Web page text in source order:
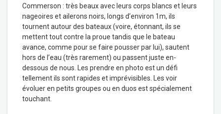
Commerson : très beaux avec leurs corps blancs et leurs
nageoires et ailerons noirs, longs d’environ 1m, ils
tournent autour des bateaux (voire, étonnant, ils se
mettent tout contre la proue tandis que le bateau
avance, comme pour se faire pousser par lui), sautent
hors de l’eau (très rarement) ou passent juste en-
dessous de nous. Les prendre en photo est un défi
tellement ils sont rapides et imprévisibles. Les voir
évoluer en petits groupes ou en duos est spécialement
touchant.